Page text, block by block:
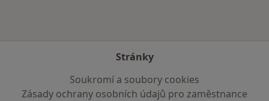
Stránky
Soukromí a soubory cookies
Zásady ochrany osobních údajů pro zaměstnance